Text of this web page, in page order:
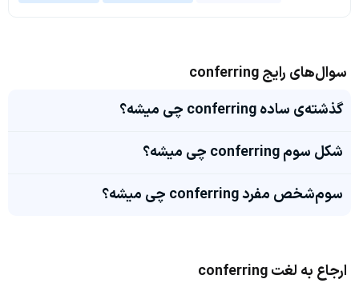
سوال‌های رایج conferring
گذشته‌ی ساده conferring چی میشه؟
شکل سوم conferring چی میشه؟
سوم‌شخص مفرد conferring چی میشه؟
ارجاع به لغت conferring